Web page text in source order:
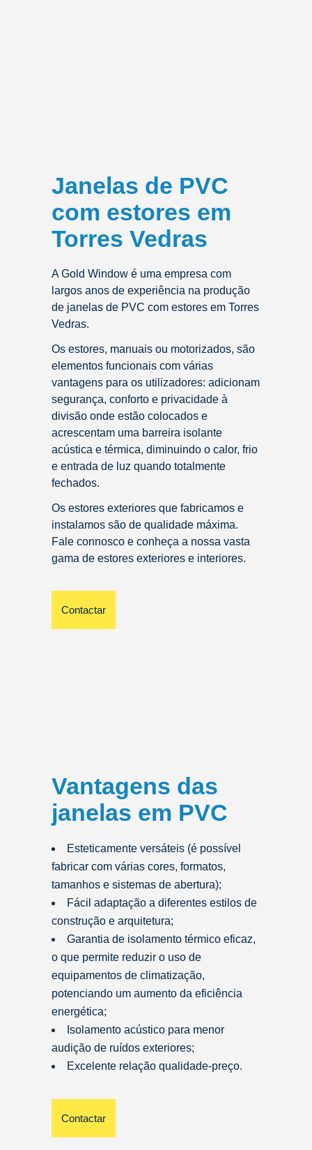
Janelas de PVC
com estores em
Torres Vedras
A Gold Window é uma empresa com
largos anos de experiência na produção
de janelas de PVC com estores em Torres
Vedras.
Os estores, manuais ou motorizados, são
elementos funcionais com várias
vantagens para os utilizadores: adicionam
segurança, conforto e privacidade à
divisão onde estão colocados e
acrescentam uma barreira isolante
acústica e térmica, diminuindo o calor, frio
e entrada de luz quando totalmente
fechados.
Os estores exteriores que fabricamos e
instalamos são de qualidade máxima.
Fale connosco e conheça a nossa vasta
gama de estores exteriores e interiores.
Contactar
Vantagens das
janelas em PVC
Esteticamente versáteis (é possível
fabricar com várias cores, formatos,
tamanhos e sistemas de abertura);
Fácil adaptação a diferentes estilos de
construção e arquitetura;
Garantia de isolamento térmico eficaz,
o que permite reduzir o uso de
equipamentos de climatização,
potenciando um aumento da eficiência
energética;
Isolamento acústico para menor
audição de ruídos exteriores;
Excelente relação qualidade-preço.
Contactar